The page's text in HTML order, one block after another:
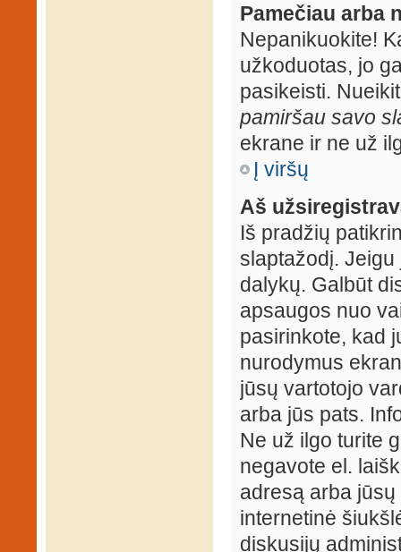
Pamečiau arba
Nepanikuokite!
užkoduotas, jo
pasikeisti.
pamiršau savo
ekrane ir ne už
Į viršų
Aš
Iš pradžių
slaptažodį.
dalykų. Galbūt
apsaugos nuo
pasirinkote, kad
nurodymus
jūsų vartotojo
arba jūs pats.
Ne už ilgo turite
negavote el.
adresą arba
internetinė
diskusijų